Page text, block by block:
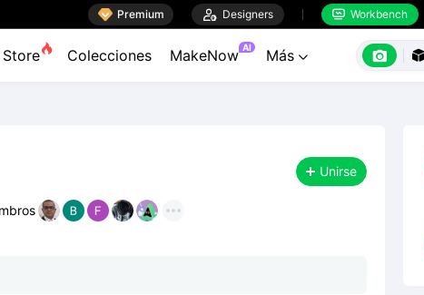
 Premium  Designers  Workbench
Store Colecciones MakeNow AI Más   
Unirse